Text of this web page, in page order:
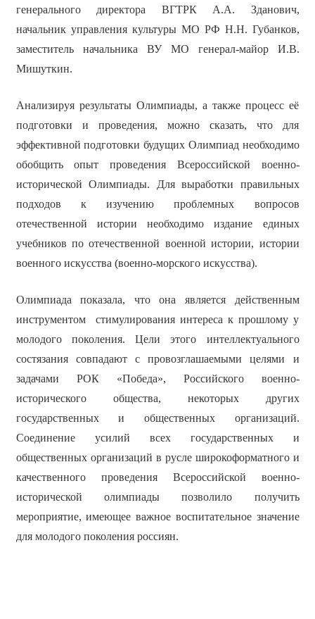
генерального директора ВГТРК А.А. Зданович,
начальник управления культуры МО РФ Н.Н. Губанков,
заместитель начальника ВУ МО генерал-майор И.В.
Мишуткин.
Анализируя результаты Олимпиады, а также процесс её
подготовки и проведения, можно сказать, что для
эффективной подготовки будущих Олимпиад необходимо
обобщить опыт проведения Всероссийской военно-
исторической Олимпиады. Для выработки правильных
подходов к изучению проблемных вопросов
отечественной истории необходимо издание единых
учебников по отечественной военной истории, истории
военного искусства (военно-морского искусства).
Олимпиада показала, что она является действенным
инструментом стимулирования интереса к прошлому у
молодого поколения. Цели этого интеллектуального
состязания совпадают с провозглашаемыми целями и
задачами РОК «Победа», Российского военно-
исторического общества, некоторых других
государственных и общественных организаций.
Соединение усилий всех государственных и
общественных организаций в русле широкоформатного и
качественного проведения Всероссийской военно-
исторической олимпиады позволило получить
мероприятие, имеющее важное воспитательное значение
для молодого поколения россиян.